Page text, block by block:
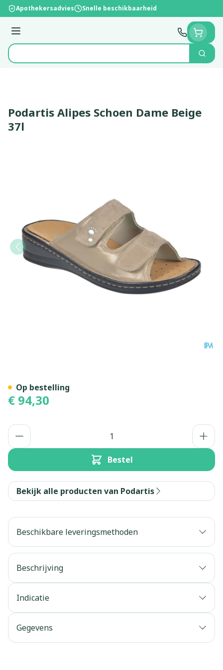
Ga naar de inhoud
Apothekersadvies Snelle beschikbaarheid
Menu
Product, merk, categorie...
Zoek
Podartis Alipes Schoen Dame Beige
37l
€ 94,30
Aantal
Bestel
Op bestelling
Bekijk alle producten van Podartis
Beschikbare leveringsmethoden
Beschrijving
Indicatie
Gegevens